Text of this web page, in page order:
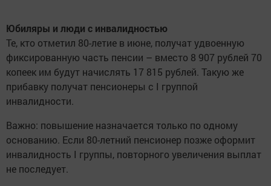
Юбиляры и люди с инвалидностью
Те, кто отметил 80-летие в июне, получат удвоенную
фиксированную часть пенсии – вместо 8 907 рублей 70
копеек им будут начислять 17 815 рублей. Такую же
прибавку получат пенсионеры с I группой
инвалидности.
Важно: повышение назначается только по одному
основанию. Если 80-летний пенсионер позже оформит
инвалидность I группы, повторного увеличения выплат
не последует.